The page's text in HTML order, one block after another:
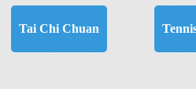
Tai Chi Chuan